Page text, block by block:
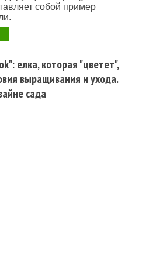
собой пример
елка, которая "цветет",
выращивания и ухода.
сада